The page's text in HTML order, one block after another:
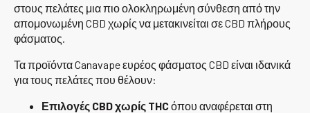
στους πελάτες μια πιο ολοκληρωμένη σύνθεση από την
απομονωμένη CBD χωρίς να μετακινείται σε CBD πλήρους
φάσματος.
Τα προϊόντα Canavape ευρέος φάσματος CBD είναι ιδανικά
για τους πελάτες που θέλουν:
Επιλογές CBD χωρίς THCόπου αναφέρεται στη